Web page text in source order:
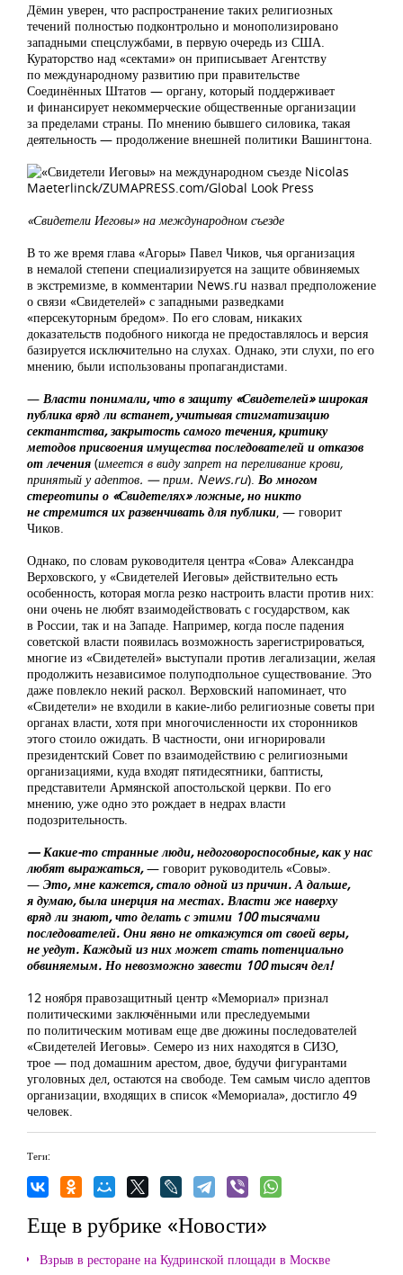
Дёмин уверен, что распространение таких религиозных
течений полностью подконтрольно и монополизировано
западными спецслужбами, в первую очередь из США.
Кураторство над «сектами» он приписывает Агентству
по международному развитию при правительстве
Соединённых Штатов — органу, который поддерживает
и финансирует некоммерческие общественные организации
за пределами страны. По мнению бывшего силовика, такая
деятельность — продолжение внешней политики Вашингтона.
Nicolas
Maeterlinck/ZUMAPRESS.com/Global Look Press
«Свидетели Иеговы» на международном съезде
В то же время глава «Агоры» Павел Чиков, чья организация
в немалой степени специализируется на защите обвиняемых
в экстремизме, в комментарии News.ru назвал предположение
о связи «Свидетелей» с западными разведками
«персекуторным бредом». По его словам, никаких
доказательств подобного никогда не предоставлялось и версия
базируется исключительно на слухах. Однако, эти слухи, по его
мнению, были использованы пропагандистами.
— Власти понимали, что в защиту «Свидетелей»широкая
публика вряд ли встанет, учитывая стигматизацию
сектантства, закрытость самого течения, критику
методов присвоения имущества последователей и отказов
от лечения (имеется в виду запрет на переливание крови,
принятый у адептов. —прим. News.ru). Во многом
стереотипы о «Свидетелях» ложные, но никто
не стремится их развенчивать для публики, — говорит
Чиков.
Однако, по словам руководителя центра «Сова» Александра
Верховского, у «Свидетелей Иеговы» действительно есть
особенность, которая могла резко настроить власти против них:
они очень не любят взаимодействовать с государством, как
в России, так и на Западе. Например, когда после падения
советской власти появилась возможность зарегистрироваться,
многие из «Свидетелей» выступали против легализации, желая
продолжить независимое полуподпольное существование. Это
даже повлекло некий раскол. Верховский напоминает, что
«Свидетели» не входили в какие-либо религиозные советы при
органах власти, хотя при многочисленности их сторонников
этого стоило ожидать. В частности, они игнорировали
президентский Совет по взаимодействию с религиозными
организациями, куда входят пятидесятники, баптисты,
представители Армянской апостольской церкви. По его
мнению, уже одно это рождает в недрах власти
подозрительность.
— Какие-то странные люди, недоговороспособные, как у нас
любят выражаться,— говорит руководитель «Совы».
— Это, мне кажется, стало одной из причин. А дальше,
я думаю, была инерция на местах. Власти же наверху
вряд ли знают, что делать с этими 100 тысячами
последователей. Они явно не откажутся от своей веры,
не уедут. Каждый из них может стать потенциально
обвиняемым. Но невозможно завести 100 тысяч дел!
12 ноября правозащитный центр «Мемориал» признал
политическими заключёнными или преследуемыми
по политическим мотивам еще две дюжины последователей
«Свидетелей Иеговы». Семеро из них находятся в СИЗО,
трое — под домашним арестом, двое, будучи фигурантами
уголовных дел, остаются на свободе. Тем самым число адептов
организации, входящих в список «Мемориала», достигло 49
человек.
Теги:
Еще в рубрике «Новости»
Взрыв в ресторане на Кудринской площади в Москве